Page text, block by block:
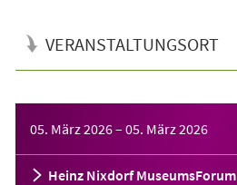
VERANSTALTUNGSORT
05. März 2026– 05. März 2026
Heinz Nixdorf MuseumsForum